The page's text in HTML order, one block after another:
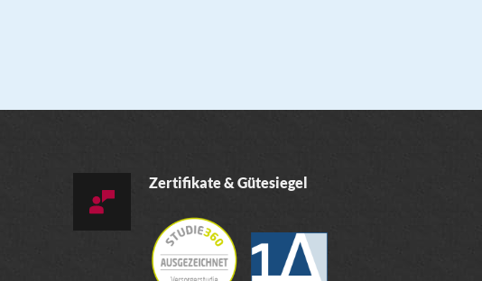
Zertifikate & Gütesiegel